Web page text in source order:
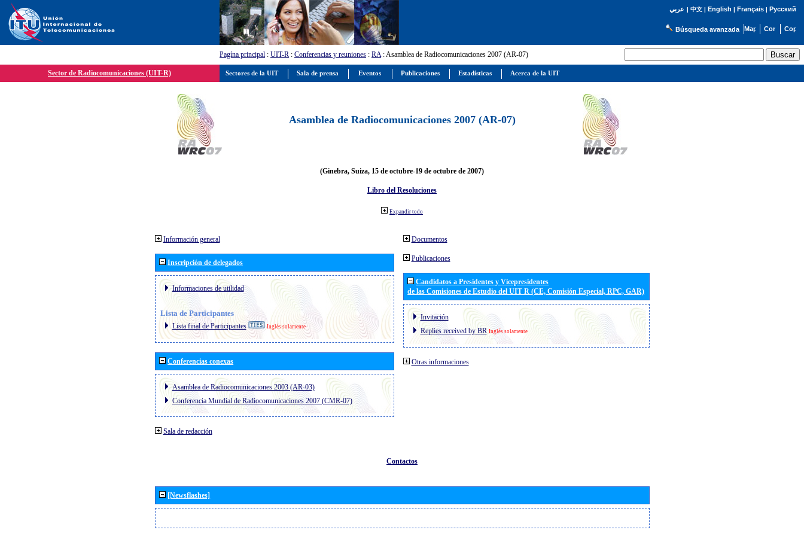
عربي | 中文| English | Français| Русский
Búsqueda avanzada
Pagína principal : UIT-R : Conferencias y reuniones : RA: Asamblea de Radiocomunicaciones 2007 (AR-07)
Sector de Radiocomunicaciones (UIT-R)
Asamblea de Radiocomunicaciones 2007 (AR-07)
(Ginebra, Suiza, 15 de octubre-19 de octubre de 2007)
Libro del Resoluciones
Expandir todo
Información general
Inscripción de delegados
Informaciones de utilidad
Lista de Participantes
Lista final de Participantes Inglés solamente
Conferencias conexas
Asamblea de Radiocomunicaciones 2003 (AR-03)
Conferencia Mundial de Radiocomunicaciones 2007 (CMR-07)
Sala de redacción
Documentos
Publicaciones
Candidatos a Presidentes y Vicepresidentes
de las Comisiones de Estudio del UIT R (CE, Comisión Especial, RPC, GAR)
Invitación
Replies received by BR Inglés solamente
Otras informaciones
Contactos
[Newsflashes]
Sectores de la UIT Sala de prensa Eventos Publicaciones Estadísticas Acerca de la UIT